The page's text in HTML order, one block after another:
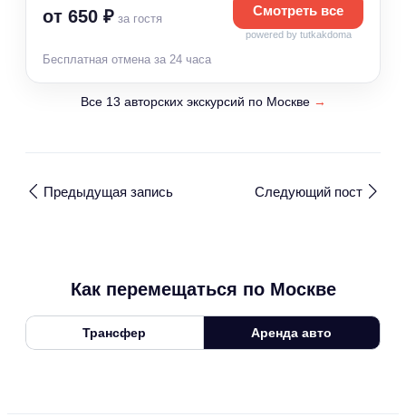
от 650 ₽ за гостя
Смотреть все
powered by tutkakdoma
Бесплатная отмена за 24 часа
Все 13 авторских экскурсий по Москве →
Предыдущая запись Следующий пост
Как перемещаться по Москве
Трансфер Аренда авто